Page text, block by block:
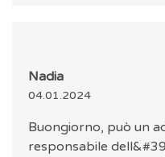
Nadia
04.01.2024
Buongiorno, può un
responsabile